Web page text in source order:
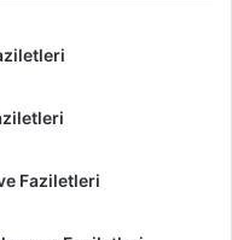
Faziletleri